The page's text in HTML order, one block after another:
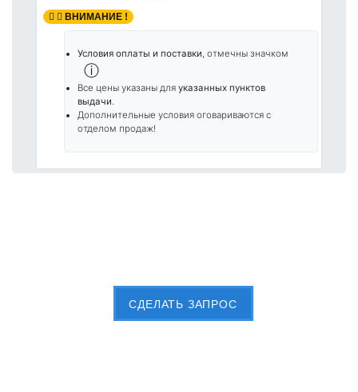
ВНИМАНИЕ !
Условия оплаты и поставки, отмечны значком
ⓘ
Все цены указаны для указанных пунктов
выдачи.
Дополнительные условия оговариваются с
отделом продаж!
CДЕЛАТЬ ЗАПРОС